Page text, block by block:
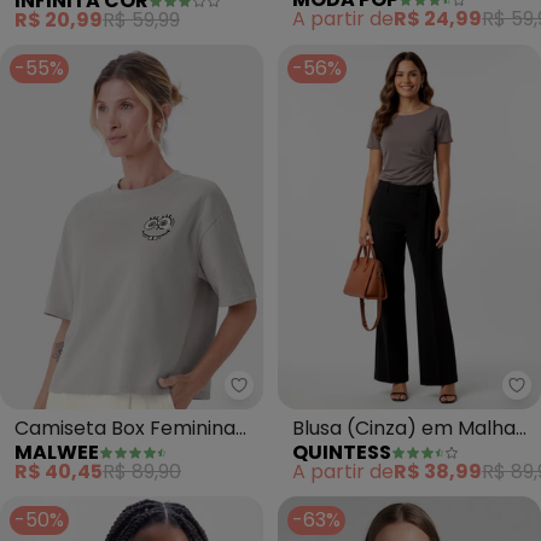
R$ 20,99R$ 59,99 A partir deR$ 24,99R$
-55%
Malwee - Camiseta Box
Camiseta Box Feminina
Bob Esponja® (Cinza
Claro)
MALWEE
R$ 40,45R$ 89,90
-56%
Blusa (Cinza) em Malha
Crepe
QUINTESS
A partir deR$ 38,99R$
-50%
-63%